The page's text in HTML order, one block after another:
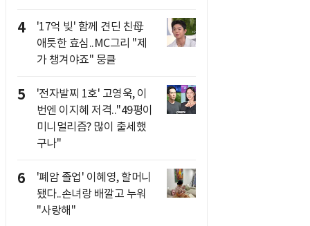
4
'17억 빚' 함께 견딘 친母
애틋한 효심..MC그리 "제
가 챙겨야죠" 뭉클
5
'전자발찌 1호' 고영욱, 이
번엔 이지혜 저격.."49평이
미니멀리즘? 많이 출세했
구나"
6
'폐암 졸업' 이혜영, 할머니
됐다..손녀랑 배깔고 누워
"사랑해"